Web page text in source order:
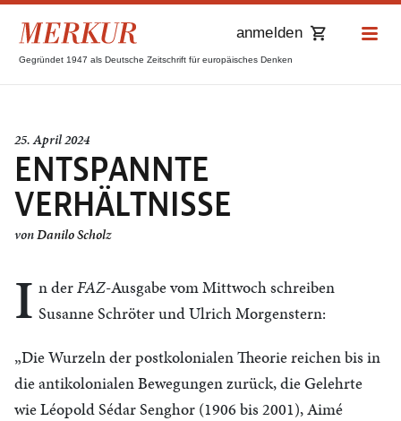
Gegründet 1947 als Deutsche Zeitschrift für europäisches Denken
anmelden
25. April 2024
ENTSPANNTE
VERHÄLTNISSE
vonDanilo Scholz
I n derFAZ-Ausgabe vom Mittwoch schreiben
Susanne Schröter und Ulrich Morgenstern:
„Die Wurzeln der postkolonialen Theorie reichen bis in
die antikolonialen Bewegungen zurück, die Gelehrte
wie Léopold Sédar Senghor (1906 bis 2001), Aimé